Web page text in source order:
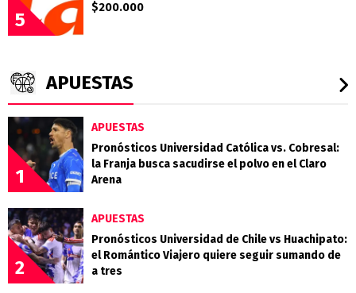
5
$200.000
APUESTAS
1
APUESTAS
Pronósticos Universidad Católica vs. Cobresal:
la Franja busca sacudirse el polvo en el Claro
Arena
2
APUESTAS
Pronósticos Universidad de Chile vs Huachipato:
el Romántico Viajero quiere seguir sumando de
a tres